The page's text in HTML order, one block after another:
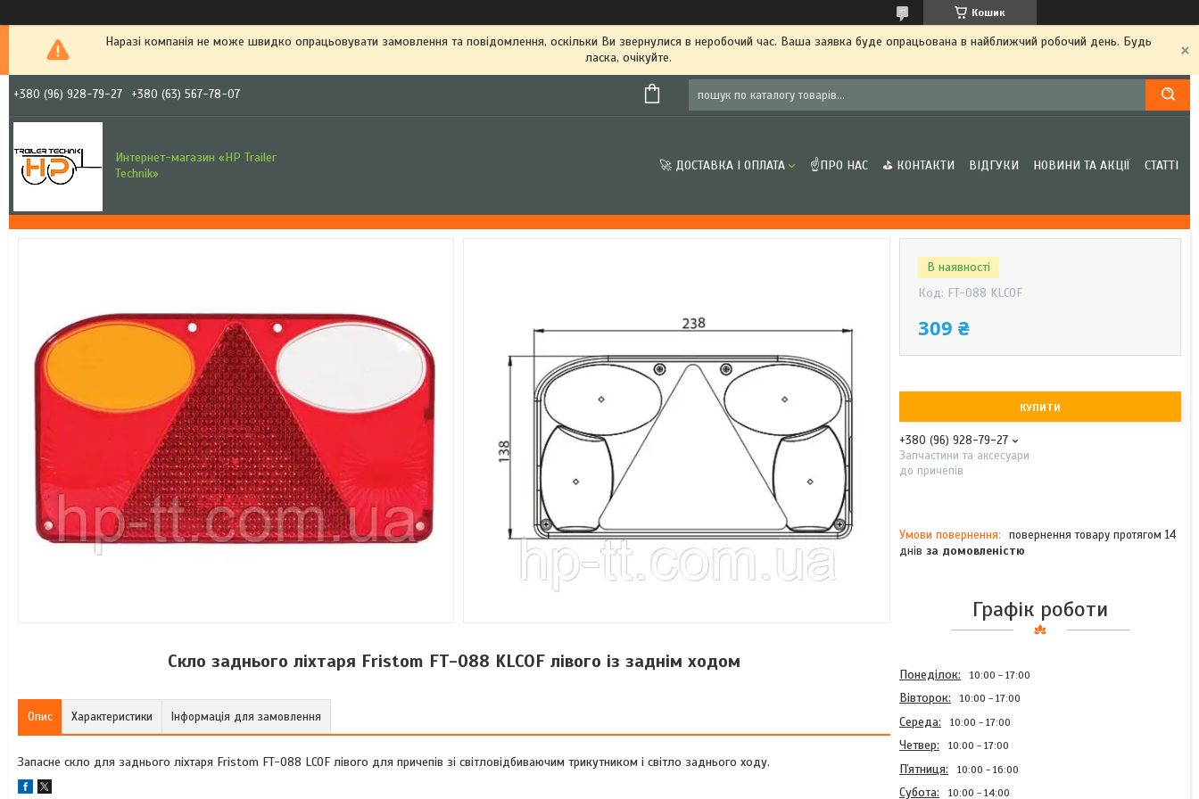
Кошик
Наразі компанія не може швидко опрацьовувати замовлення та повідомлення, оскільки Ви звернулися в неробочий час. Ваша заявка буде опрацьована в найближчий робочий день. Будь
ласка, очікуйте.
+380 (96) 928-79-27 +380 (63) 567-78-07
Интернет-магазин «HP Trailer
Technik»
🚀 ДОСТАВКА І ОПЛАТА ☝ПРО НАС ⛳ КОНТАКТИ ВІДГУКИ НОВИНИ ТА АКЦІЇ СТАТТІ
Скло заднього ліхтаря Fristom FT-088 KLCOF лівого із заднім ходом
Опис Характеристики Інформація для замовлення
Запасне скло для заднього ліхтаря Fristom FT-088 LCOF лівого для причепів зі світловідбиваючим трикутником і світло заднього ходу.
В наявності
Код: FT-088 KLCOF
309 ₴
КУПИТИ
+380 (96) 928-79-27
Запчастини та аксесуари
до причепів
повернення товару протягом 14
днів за домовленістю
Графік роботи
Понеділок 10:00 17:00
Вівторок 10:00 17:00
Середа 10:00 17:00
Четвер 10:00 17:00
Пʼятниця 10:00 16:00
Субота 10:00 14:00